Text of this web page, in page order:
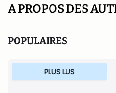
A PROPOS DES
POPULAIRES
PLUS LUS